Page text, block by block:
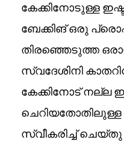
കേക്കിനോടുള്ള
ബേക്കിങ് ഒരു
തിരഞ്ഞെടുത്ത
സ്വദേശിനി
കേക്കിനോട് നല്ല
സ്വീകരിച്ച്